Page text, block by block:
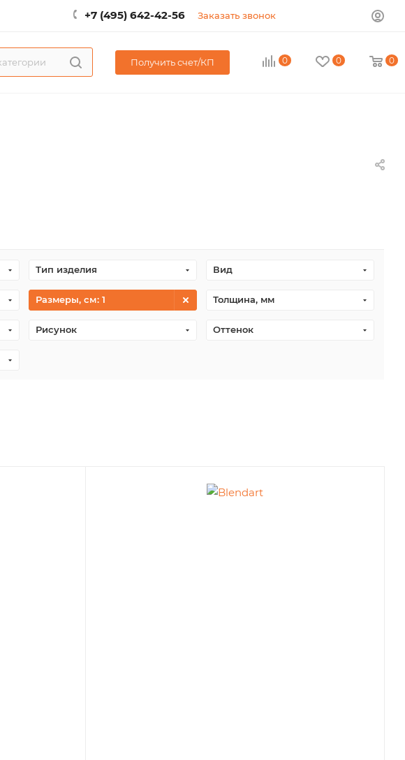
+7 (495) 642-42-56 Заказать звонок
Получить счет/КП 0 0 0
Тип изделия Вид
Размеры, см: 1 Толщина, мм
Рисунок Оттенок